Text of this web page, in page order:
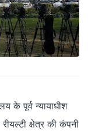
के पूर्व न्यायाधीश
क्षेत्र की कंपनी